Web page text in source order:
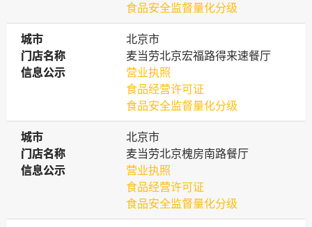
食品安全监督量化分级
城市
城市
北京市
门店名称
门店名称
麦当劳北京宏福路得来速餐厅
信息公示
信息公示
营业执照
食品经营许可证
食品安全监督量化分级
城市
城市
北京市
门店名称
门店名称
麦当劳北京槐房南路餐厅
信息公示
信息公示
营业执照
食品经营许可证
食品安全监督量化分级